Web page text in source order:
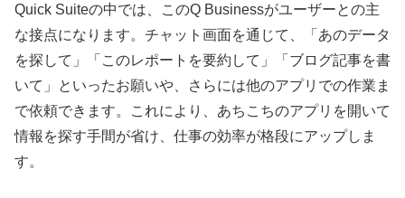
Quick Suiteの中では、このQ Businessがユーザーとの主
な接点になります。チャット画面を通じて、「あのデータ
を探して」「このレポートを要約して」「ブログ記事を書
いて」といったお願いや、さらには他のアプリでの作業ま
で依頼できます。これにより、あちこちのアプリを開いて
情報を探す手間が省け、仕事の効率が格段にアップしま
す。